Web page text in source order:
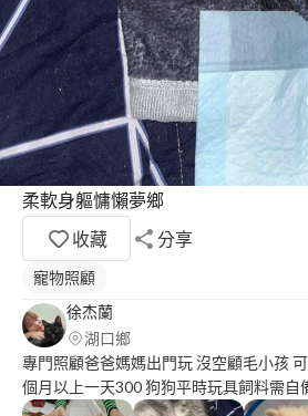
柔軟身軀慵懶夢鄉
收藏
分享
寵物照顧
徐杰蘭
湖口鄉
專門照顧爸爸媽媽出門玩 沒空顧毛小孩
個月以上一天300 狗狗平時玩具飼料需自